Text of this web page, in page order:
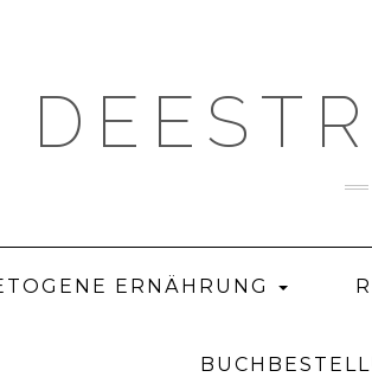
ERNÄHRUNG